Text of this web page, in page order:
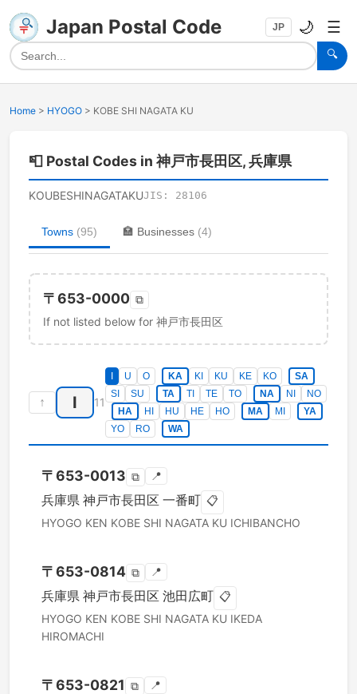
Japan Postal Code
🔍
JP 🌙 ☰
Home > HYOGO > KOBE SHI NAGATA KU
📮 Postal Codes in 神戸市長田区, 兵庫県
KOUBESHINAGATAKUJIS: 28106
Towns (95) 🏣 Businesses (4)
〒653-0000 ⧉
If not listed below for 神戸市長田区
↑ I 11
U O KA KI KU KE KO
SA
SI
SU TA TI TE TO NA NI
NO
HA
HI HU HE HO MA MI
YA
YO
RO WA
〒653-0013 ⧉ 📍
兵庫県 神戸市長田区 一番町 📋
HYOGO KEN KOBE SHI NAGATA KU ICHIBANCHO
〒653-0814 ⧉ 📍
兵庫県 神戸市長田区 池田広町 📋
HYOGO KEN KOBE SHI NAGATA KU IKEDA
HIROMACHI
〒653-0821 ⧉ 📍